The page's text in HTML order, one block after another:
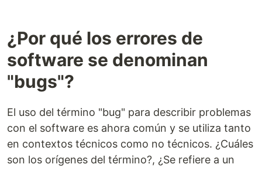
¿Por qué los errores de
software se denominan
"bugs"?
El uso del término "bug" para describir problemas
con el software es ahora común y se utiliza tanto
en contextos técnicos como no técnicos. ¿Cuáles
son los orígenes del término?, ¿Se refiere a un